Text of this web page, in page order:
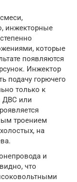
инжекторные
которые
появляются
Инжектор
подачу горючего
только к
ДВС или
троением
на
и
что